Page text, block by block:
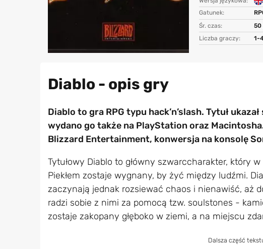
Gatunek:
Śr. czas:
50
Liczba graczy:
1-
Diablo - opis gry
Diablo to gra RPG typu hack’n’slash. Tytuł
wydano go także na PlayStation oraz
Blizzard Entertainment, konwersja na konsolę
Tytułowy Diablo to główny szwarccharakter, który
Piekłem zostaje wygnany, by żyć między ludźmi.
zaczynają jednak rozsiewać chaos i nienawiść, aż
radzi sobie z nimi za pomocą tzw. soulstones -
zostaje zakopany głęboko w ziemi, a na miejscu
Dalsza część